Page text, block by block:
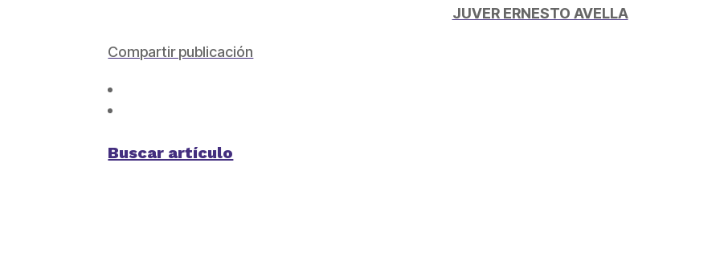
JUVER ERNESTO AVELLA
Compartir publicación
Buscar artículo